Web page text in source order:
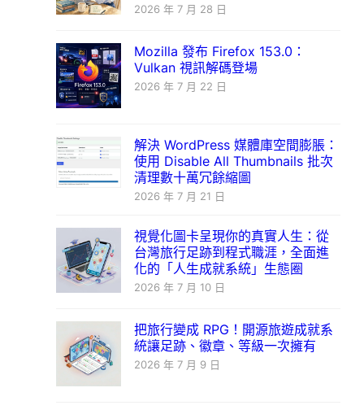
2026 年 7 月 28 日
Mozilla 發布 Firefox 153.0：
Vulkan 視訊解碼登場
2026 年 7 月 22 日
解決 WordPress 媒體庫空間膨脹：
使用 Disable All Thumbnails 批次
清理數十萬冗餘縮圖
2026 年 7 月 21 日
視覺化圖卡呈現你的真實人生：從
台灣旅行足跡到程式職涯，全面進
化的「人生成就系統」生態圈
2026 年 7 月 10 日
把旅行變成 RPG！開源旅遊成就系
統讓足跡、徽章、等級一次擁有
2026 年 7 月 9 日